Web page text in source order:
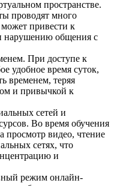
пространстве.
проводят много
привести к
нарушению общения с
При доступе к
удобное время суток,
временем, теряя
и привычкой к
сетей и
Во время обучения
просмотр видео, чтение
сетях, что
и
режим онлайн-